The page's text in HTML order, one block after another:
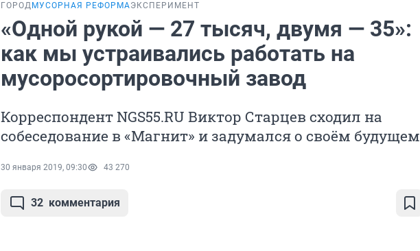
ГОРОД МУСОРНАЯ РЕФОРМАЭКСПЕРИМЕНТ
«Одной рукой — 27 тысяч, двумя — 35»:
как мы устраивались работать на
мусоросортировочный завод
Корреспондент NGS55.RU Виктор Старцев сходил на
собеседование в «Магнит» и задумался о своём будущем
30 января 2019, 09:30 43 270
32 комментария